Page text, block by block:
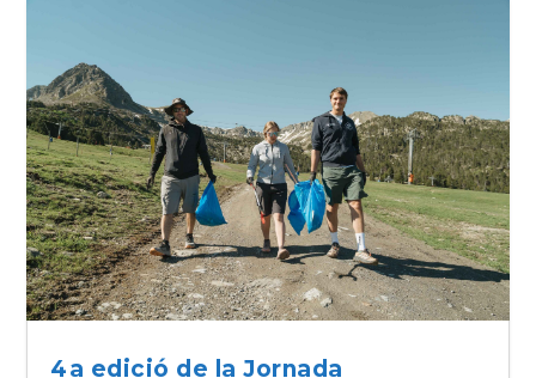
4a edició de la Jornada